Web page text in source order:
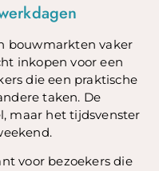
bouwmarkten vaker
inkopen voor een
die een praktische
taken. De
maar het tijdsvenster
voor bezoekers die